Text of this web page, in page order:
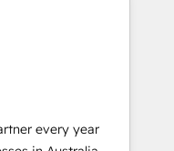
portals and
that drives more
crushes your
to work with you
every year